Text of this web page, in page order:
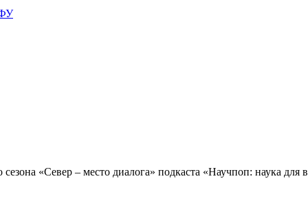
«Север – место диалога» подкаста «Научпоп: наука